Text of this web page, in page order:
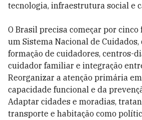
tecnologia, infraestrutura social e
O Brasil precisa começar por cinco
um Sistema Nacional de
formação de cuidadores, centros-
cuidador familiar e integração entre
Reorganizar a atenção primária
capacidade funcional e da
Adaptar cidades e moradias,
transporte e habitação como